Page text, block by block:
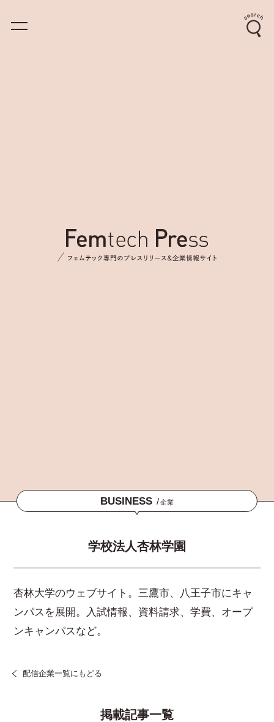
BUSINESS /企業
学校法人杏林学園
杏林大学のウェブサイト。三鷹市、八王子市にキャ
ンパスを展開。入試情報、資料請求、学費、オープ
ンキャンパスなど。
配信企業一覧にもどる
掲載記事一覧